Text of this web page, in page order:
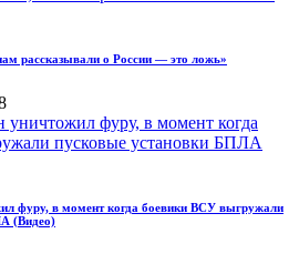
рассказывали о России — это ложь»
фуру, в момент когда боевики ВСУ выгружали
(Видео)